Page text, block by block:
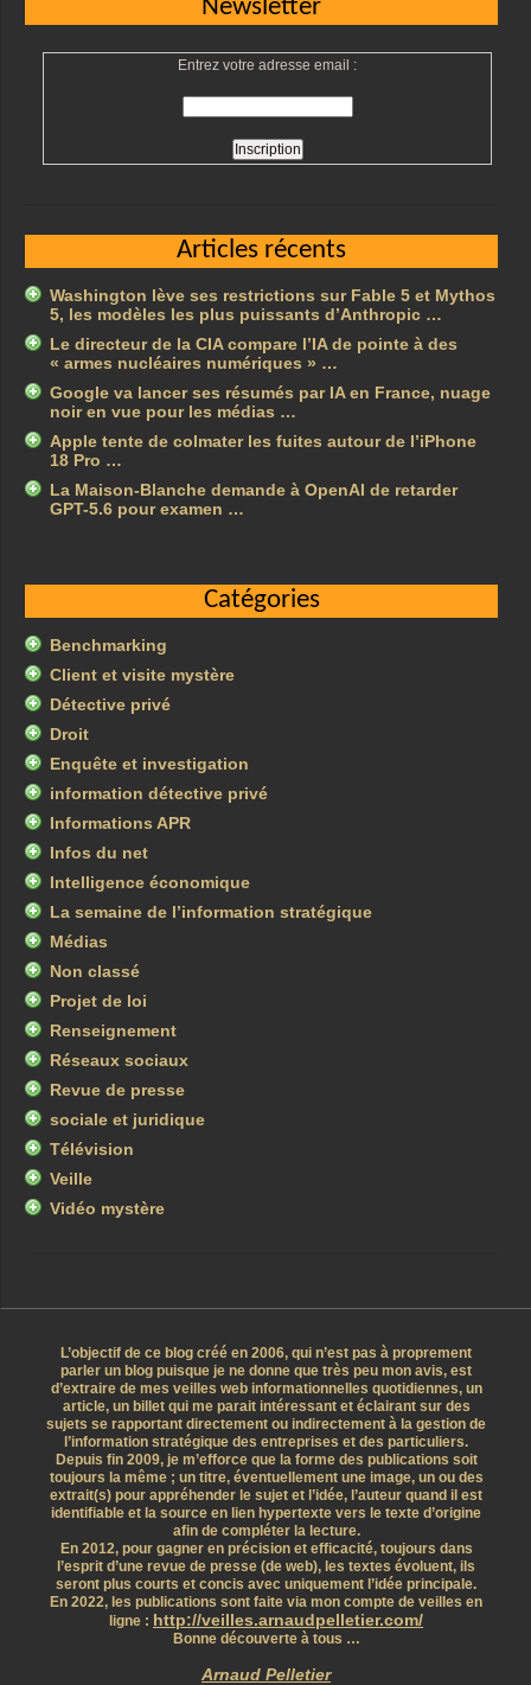
Newsletter
Entrez votre adresse email :
Articles récents
Washington lève ses restrictions sur Fable 5 et Mythos
5, les modèles les plus puissants d’Anthropic …
Le directeur de la CIA compare l’IA de pointe à des
« armes nucléaires numériques » …
Google va lancer ses résumés par IA en France, nuage
noir en vue pour les médias …
Apple tente de colmater les fuites autour de l’iPhone
18 Pro …
La Maison-Blanche demande à OpenAI de retarder
GPT-5.6 pour examen …
Catégories
Benchmarking
Client et visite mystère
Détective privé
Droit
Enquête et investigation
information détective privé
Informations APR
Infos du net
Intelligence économique
La semaine de l’information stratégique
Médias
Non classé
Projet de loi
Renseignement
Réseaux sociaux
Revue de presse
sociale et juridique
Télévision
Veille
Vidéo mystère
L’objectif de ce blog créé en 2006, qui n’est pas à proprement
parler un blog puisque je ne donne que très peu mon avis, est
d’extraire de mes veilles web informationnelles quotidiennes, un
article, un billet qui me parait intéressant et éclairant sur des
sujets se rapportant directement ou indirectement à la gestion de
l’information stratégique des entreprises et des particuliers.
Depuis fin 2009, je m’efforce que la forme des publications soit
toujours la même ; un titre, éventuellement une image, un ou des
extrait(s) pour appréhender le sujet et l’idée, l’auteur quand il est
identifiable et la source en lien hypertexte vers le texte d’origine
afin de compléter la lecture.
En 2012, pour gagner en précision et efficacité, toujours dans
l’esprit d’une revue de presse (de web), les textes évoluent, ils
seront plus courts et concis avec uniquement l’idée principale.
En 2022, les publications sont faite via mon compte de veilles en
ligne : http://veilles.arnaudpelletier.com/
Bonne découverte à tous …
Arnaud Pelletier